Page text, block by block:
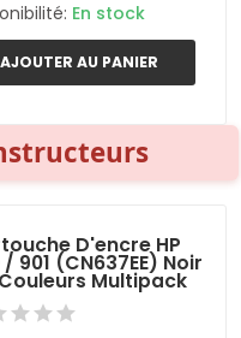
En stock
AJOUTER AU PANIER
D'encre HP
901 (CN637EE) Noir
Multipack